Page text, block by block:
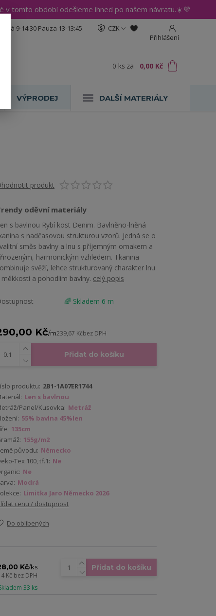
v tomto období odešleme ihned po našem návratu.☀️💜
CZK
Přihlášení
Pá 9-14:30 Pauza 13-13:45
0 ks za 0,00 Kč
VÝPRODEJ DALŠÍ MATERIÁLY
produkt
oděvní materiály
s bavlnou Rybí kost Denim. Bavlněno-lněná
s nadčasovou strukturou vzorů. Jedná se o
směs bavlny a lnu s příjemným omakem a
harmonickým vzhledem. Tkanina
svěží, lehce strukturovaný charakter lnu
měkkostí a pohodlím bavlny. celý popis
🌈 Skladem 6 m
Kč/m239,67 Kčbez DPH
Přidat do košíku
produktu: 2B1-1A07ER1744
Len s bavlnou
Panel/Kusovka: Metráž
55% bavlna 45%len
135cm
155g/m2
původu: Německo
Tex 100, tř.1: Ne
Ne
Modrá
Limitka Jaro Německo 2026
cenu / dostupnost
Do oblíbených
Kč/ks
Kč bez DPH
33 ks
Přidat do košíku